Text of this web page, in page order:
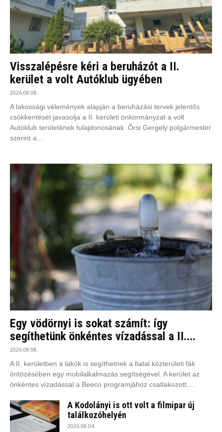
Visszalépésre kéri a beruházót a II.
kerület a volt Autóklub ügyében
2026.08.08.
A lakossági vélemények alapján a beruházási tervek jelentős
csökkentését javasolja a II. kerületi önkormányzat a volt
Autóklub területének tulajdonosának. Őrsi Gergely polgármester
szerint a...
Egy vödörnyi is sokat számít: így
segíthetünk önkéntes vízadással a II....
2026.08.08.
A II. kerületben a lakók is segíthetnek a fiatal közterületi fák
öntözésében egy mobilalkalmazás segítségével. A kerület az
önkéntes vízadással a Beeco programjához csatlakozott,...
A Kodolányi is ott volt a filmipar új
találkozóhelyén
2026.08.04.